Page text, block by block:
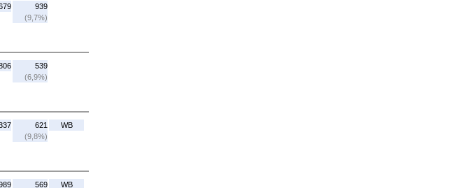
939
(9,7%)
539
(6,9%)
621
(9,8%)
WB
569 WB